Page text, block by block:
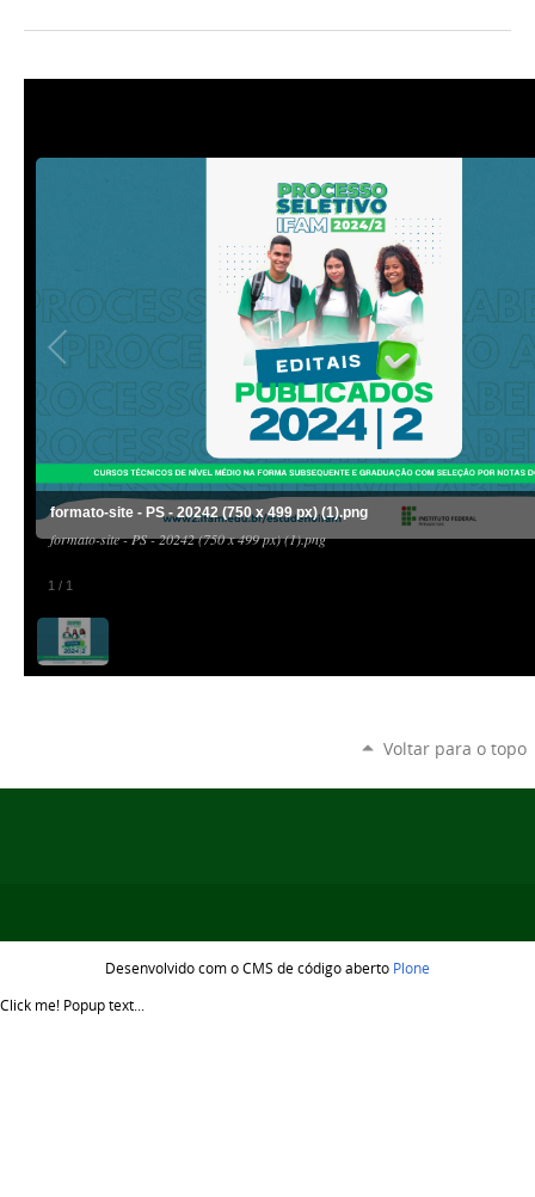
1 / 1
formato-site - PS - 20242 (750 x 499 px) (1).png
formato-site - PS - 20242 (750 x 499 px) (1).png
Voltar para o topo
Desenvolvido com o CMS de código aberto Plone
Click me! Popup text...